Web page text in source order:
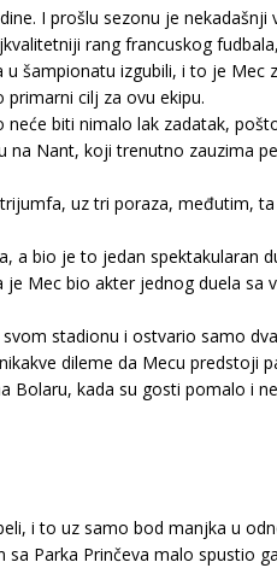
I prošlu sezonu je nekadašnji
rang francuskog
šampionatu izgubili, i to je Mec
cilj za ovu ekipu.
biti nimalo lak zadatak,
Nant, koji trenutno zauzima
uz tri poraza, međutim,
bio je to jedan spektakularan
Mec bio akter jednog duela sa
stadionu i ostvario samo
dileme da Mecu predstoji
kada su gosti pomalo i
i to uz samo bod manjka u
Parka Prinčeva malo spustio